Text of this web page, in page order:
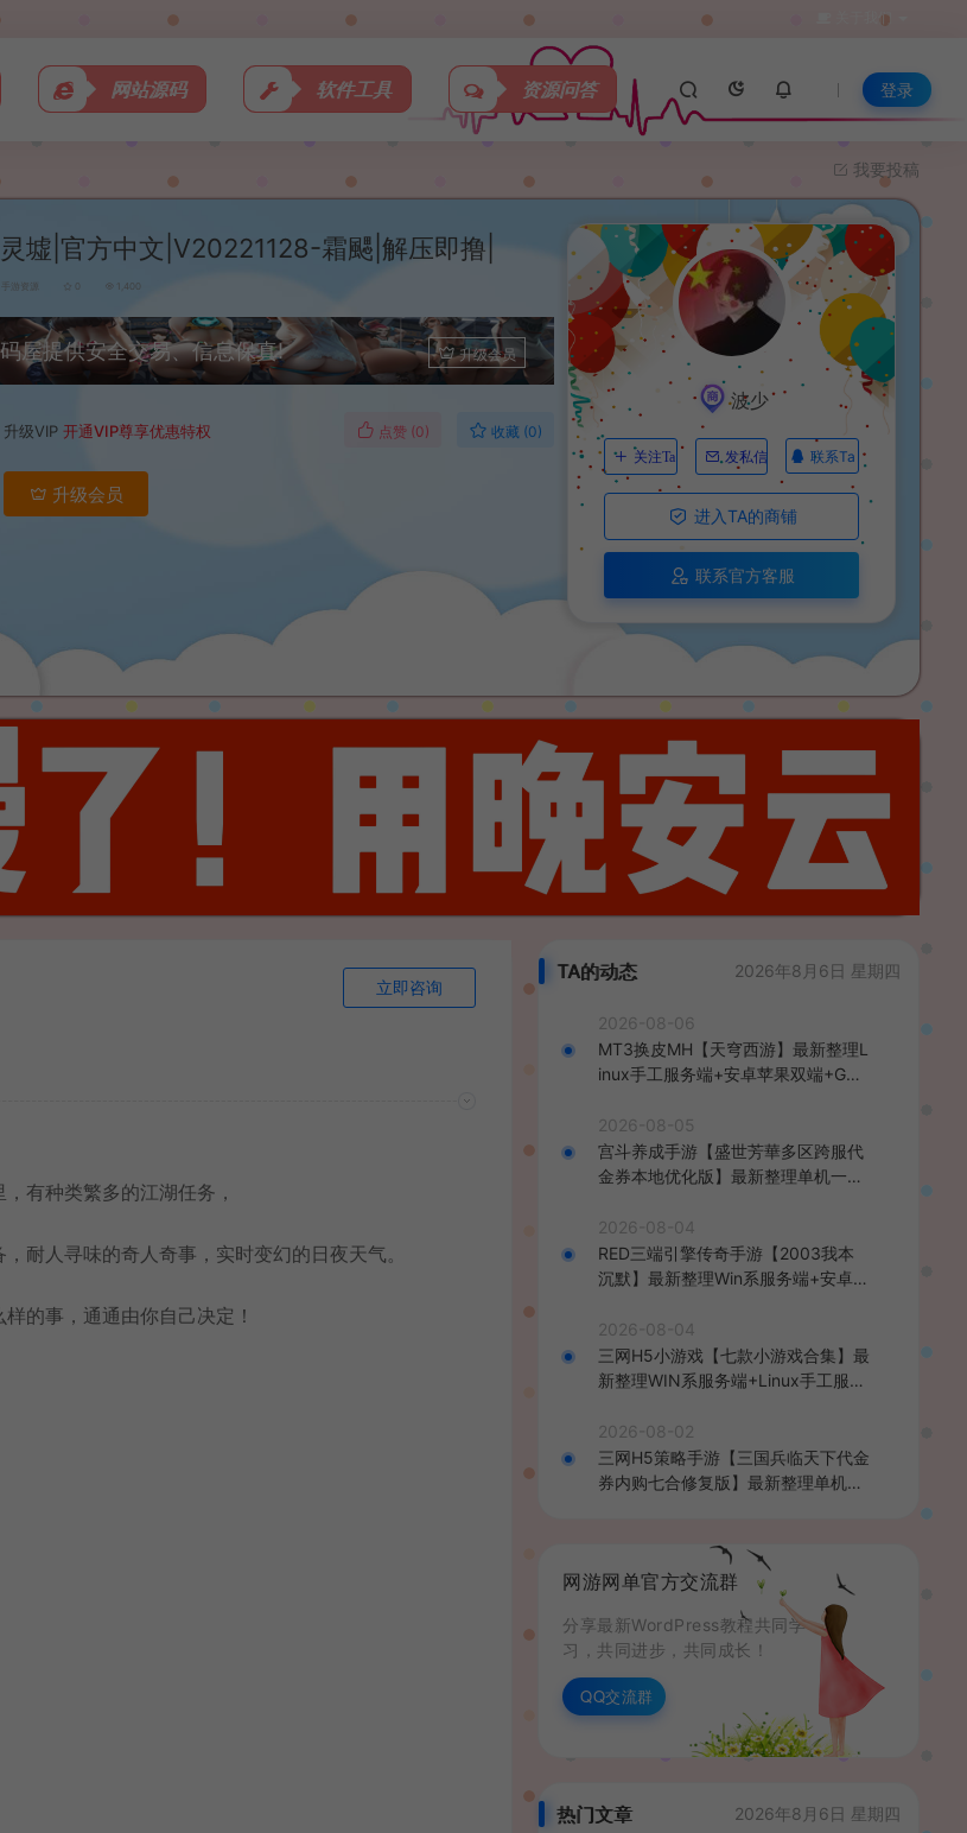
关于我们
网站源码 软件工具 资源问答 登录
我要投稿
灵墟|官方中文|V20221128-霜颸|解压即撸|
手游资源 0 1,400
屋提供安全交易、信息保真! 升级会员
升级VIP 开通VIP尊享优惠特权 点赞 (0) 收藏 (0)
升级会员
波少
关注Ta 发私信 联系Ta
进入TA的商铺
联系官方客服
立即咨询
有种类繁多的江湖任务，
耐人寻味的奇人奇事，实时变幻的日夜天气。
的事，通通由你自己决定！
TA的动态 2026年8月6日 星期四
2026-08-06
MT3换皮MH【天穹西游】最新整理L
inux手工服务端+安卓苹果双端+GM
教程
2026-08-05
宫斗养成手游【盛世芳華多区跨服代
金券本地优化版】最新整理单机一键
后台+安卓+详细搭建教程
2026-08-04
RED三端引擎传奇手游【2003我本
沉默】最新整理Win系服务端+安卓苹
2026-08-04
三网H5小游戏【七款小游戏合集】最
新整理WIN系服务端+Linux手工服务
2026-08-02
三网H5策略手游【三国兵临天下代金
券内购七合修复版】最新整理单机一
端+详细搭建教程+视频教程
网游网单官方交流群
分享最新WordPress教程共同学
习，共同进步，共同成长！
QQ交流群
热门文章 2026年8月6日 星期四